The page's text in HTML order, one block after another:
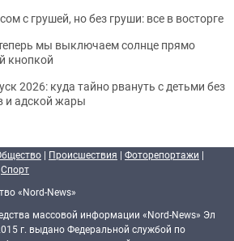
с грушей, но без груши: все в восторге
мы выключаем солнце прямо
кнопкой
2026: куда тайно рвануть с детьми без
и адской жары
| Происшествия | Фоторепортажи |
Спорт
«Nord-News»
массовой информации «Nord-News» Эл
г. выдано Федеральной службой по